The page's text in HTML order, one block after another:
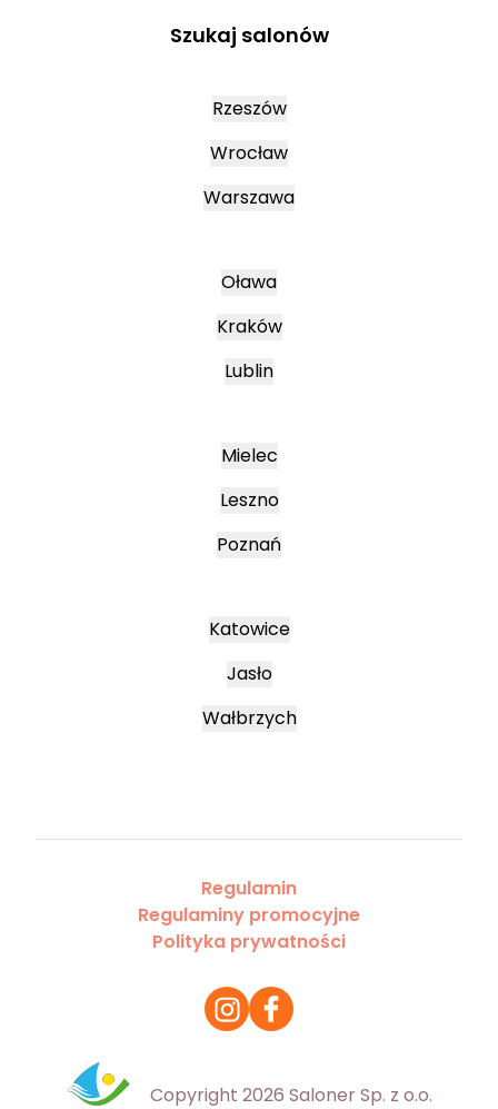
Szukaj salonów
Rzeszów
Wrocław
Warszawa
Oława
Kraków
Lublin
Mielec
Leszno
Poznań
Katowice
Jasło
Wałbrzych
Regulamin
Regulaminy promocyjne
Polityka prywatności
Copyright 2026 Saloner Sp. z o.o.